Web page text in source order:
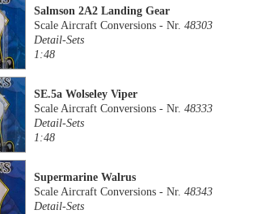
Salmson 2A2 Landing Gear
Scale Aircraft Conversions - Nr.48303
Detail-Sets
1:48
SE.5a Wolseley Viper
Scale Aircraft Conversions - Nr.48333
Detail-Sets
1:48
Supermarine Walrus
Scale Aircraft Conversions - Nr.48343
Detail-Sets